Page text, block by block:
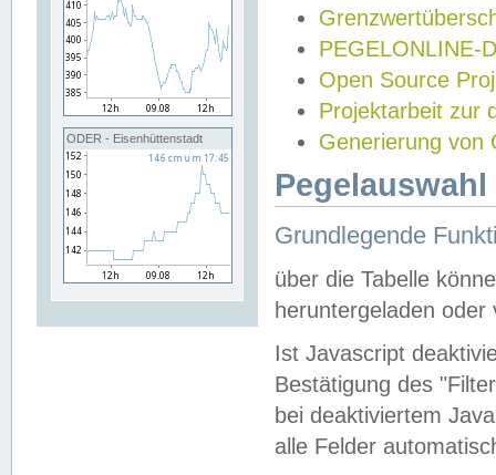
ODER - Eisenhüttenstadt
PEGELONLINE-
Open Source
Projektarbeit zur
Generierung von
Grundlegende
über die Tabelle
heruntergeladen oder
Ist Javascript
Bestätigung des
bei deaktiviertem
alle Felder